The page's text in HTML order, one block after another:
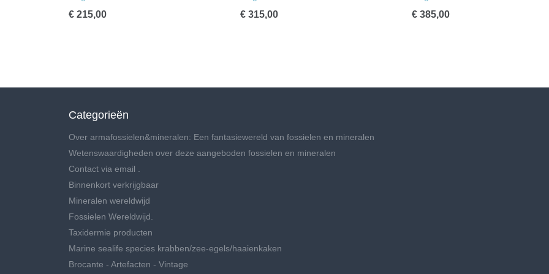
€ 215,00 € 315,00 € 385,00
Categorieën
Over armafossielen&mineralen: Een fantasiewereld van fossielen en mineralen
Wetenswaardigheden over deze aangeboden fossielen en mineralen
Contact via email .
Binnenkort verkrijgbaar
Mineralen wereldwijd
Fossielen Wereldwijd.
Taxidermie producten
Marine sealife species krabben/zee-egels/haaienkaken
Brocante - Artefacten - Vintage